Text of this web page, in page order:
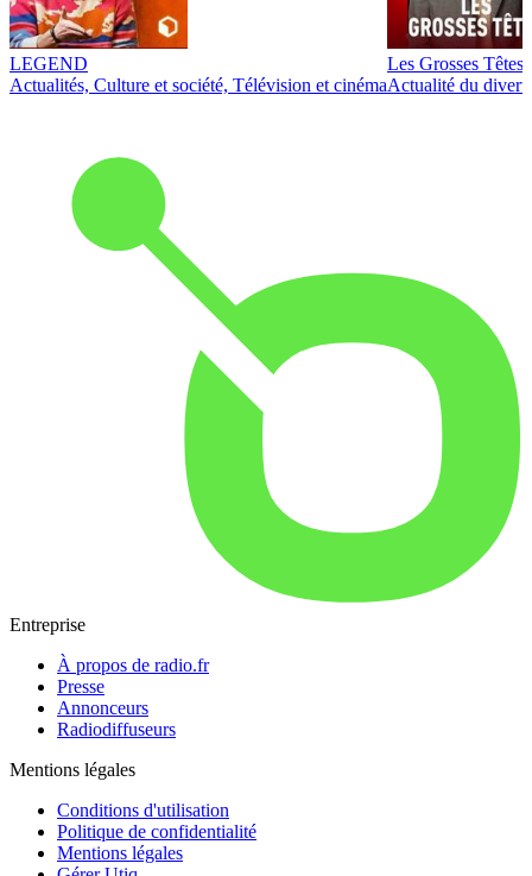
LEGEND
Actualités, Culture et société, Télévision et cinéma
Les Grosses Têtes
Actualité du
Entreprise
À propos de radio.fr
Presse
Annonceurs
Radiodiffuseurs
Mentions légales
Conditions d'utilisation
Politique de confidentialité
Mentions légales